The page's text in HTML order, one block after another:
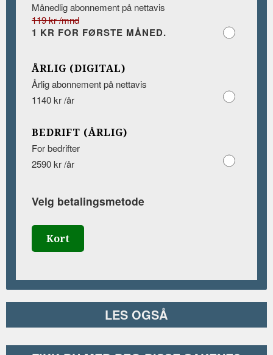
Månedlig abonnement på nettavis
119 kr /mnd
1 KR FOR FØRSTE MÅNED.
ÅRLIG (DIGITAL)
Årlig abonnement på nettavis
1140 kr /år
BEDRIFT (ÅRLIG)
For bedrifter
2590 kr /år
Velg betalingsmetode
Kort
LES OGSÅ